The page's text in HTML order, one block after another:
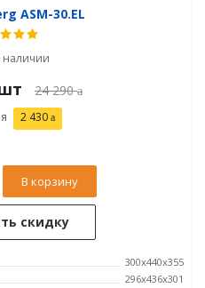
ASM-30.EL
наличии
24 290
2 430
В корзину
скидку
300x440x355
296х436х301